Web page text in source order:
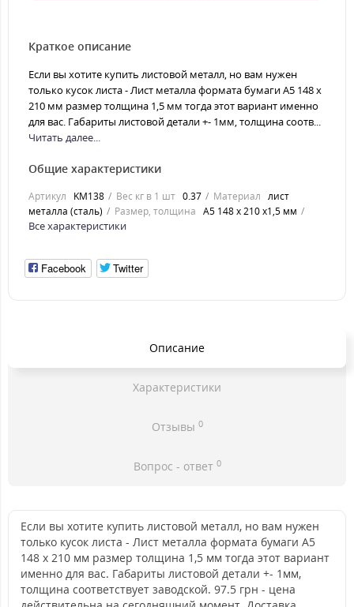
Краткое описание
Если вы хотите купить листовой металл, но вам нужен
только кусок листа - Лист металла формата бумаги А5 148 х
210 мм размер толщина 1,5 мм тогда этот вариант именно
для вас. Габариты листовой детали +- 1мм, толщина соотв...
Читать далее...
Общие характеристики
Артикул KM138 Вес кг в 1 шт 0.37 Материал лист
металла (сталь)
Размер, толщина А5 148 х 210 х1,5 мм
Все характеристики
Facebook Twitter
Описание
Характеристики
Отзывы 0
Вопрос - ответ 0
Если вы хотите купить листовой металл, но вам нужен
только кусок листа - Лист металла формата бумаги А5
148 х 210 мм размер толщина 1,5 мм тогда этот вариант
именно для вас. Габариты листовой детали +- 1мм,
толщина соответствует заводской. 97.5 грн - цена